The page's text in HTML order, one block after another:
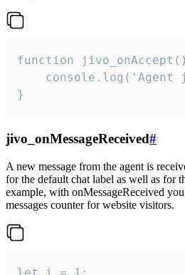
function
}
jivo_onMessageReceived#
A new message from the agent is
for the default chat label as well as for
example, with onMessageReceived
messages counter for website visitors.
let i = 1;